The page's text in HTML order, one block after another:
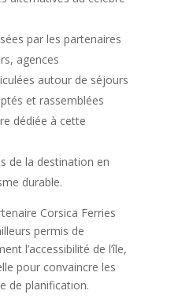
par les partenaires
agences
autour de séjours
et rassemblées
dédiée à cette
de la destination en
durable.
Corsica Ferries
permis de
l’accessibilité de l’île,
pour convaincre les
de planification.